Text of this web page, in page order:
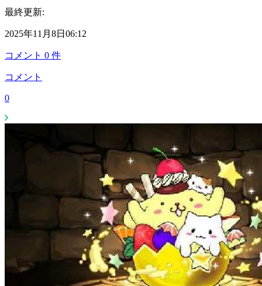
最終更新:
2025年11月8日06:12
コメント 0 件
コメント
0